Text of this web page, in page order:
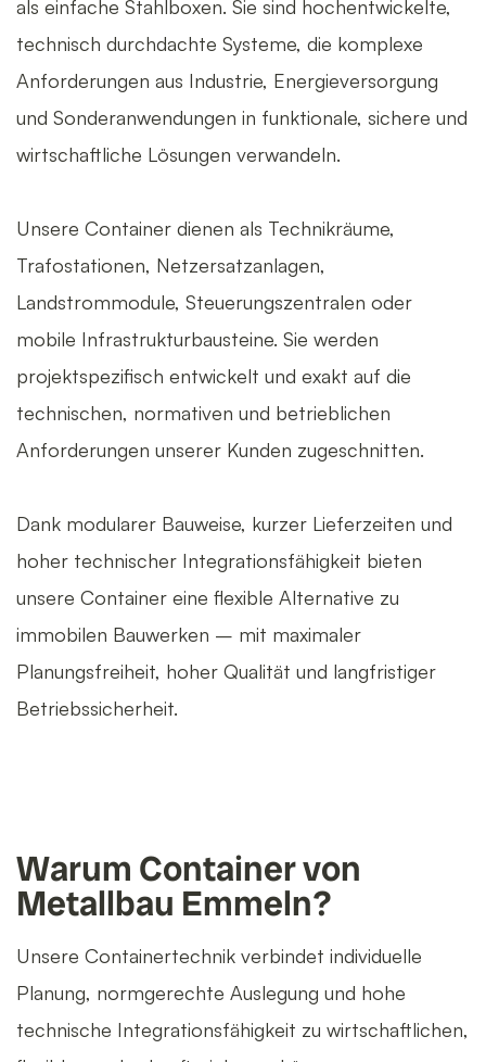
als einfache Stahlboxen. Sie sind hochentwickelte,
technisch durchdachte Systeme, die komplexe
Anforderungen aus Industrie, Energieversorgung
und Sonderanwendungen in funktionale, sichere und
wirtschaftliche Lösungen verwandeln.
Unsere Container dienen als Technikräume,
Trafostationen, Netzersatzanlagen,
Landstrommodule, Steuerungszentralen oder
mobile Infrastrukturbausteine. Sie werden
projektspezifisch entwickelt und exakt auf die
technischen, normativen und betrieblichen
Anforderungen unserer Kunden zugeschnitten.
Dank modularer Bauweise, kurzer Lieferzeiten und
hoher technischer Integrationsfähigkeit bieten
unsere Container eine flexible Alternative zu
immobilen Bauwerken – mit maximaler
Planungsfreiheit, hoher Qualität und langfristiger
Betriebssicherheit.
Warum Container von
Metallbau Emmeln?
Unsere Containertechnik verbindet individuelle
Planung, normgerechte Auslegung und hohe
technische Integrationsfähigkeit zu wirtschaftlichen,